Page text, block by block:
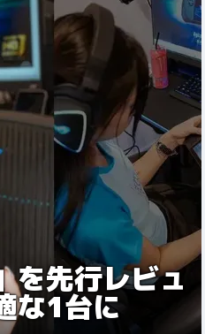
を先行レビュ
な1台に